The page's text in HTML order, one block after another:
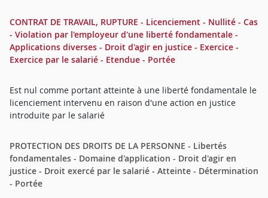
CONTRAT DE TRAVAIL, RUPTURE - Licenciement - Nullité - Cas
- Violation par l'employeur d'une liberté fondamentale -
Applications diverses - Droit d'agir en justice - Exercice -
Exercice par le salarié - Etendue - Portée
Est nul comme portant atteinte à une liberté fondamentale le
licenciement intervenu en raison d'une action en justice
introduite par le salarié
PROTECTION DES DROITS DE LA PERSONNE - Libertés
fondamentales - Domaine d'application - Droit d'agir en
justice - Droit exercé par le salarié - Atteinte - Détermination
- Portée